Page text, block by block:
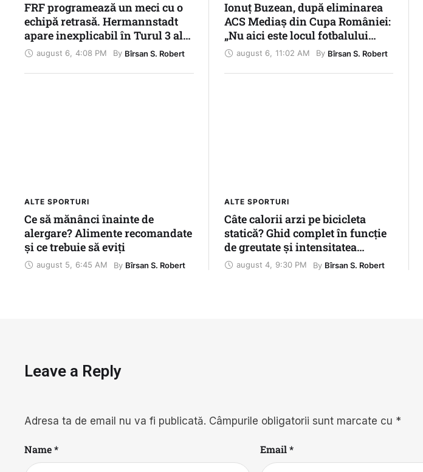
FRF programează un meci cu o
echipă retrasă. Hermannstadt
apare inexplicabil în Turul 3 al
Cupei României
august 6 4:08 PM By Bîrsan S. Robert
Ionuț Buzean, după eliminarea
ACS Mediaș din Cupa României:
„Nu aici este locul fotbalului
medieșean. Trebuie să vină și
august 6, 11:02 AM By Bîrsan S. Robert
ALTE SPORTURI
Ce să mănânci înainte de
alergare? Alimente recomandate
și ce trebuie să eviți
august 5, 6:45 AM By Bîrsan S. Robert
ALTE SPORTURI
Câte calorii arzi pe bicicleta
statică? Ghid complet în funcție
de greutate și intensitatea
antrenamentului
august 4, 9:30 PM By Bîrsan S. Robert
Leave a Reply
Adresa ta de email nu va fi publicată. Câmpurile obligatorii sunt marcate cu *
Name * Email *